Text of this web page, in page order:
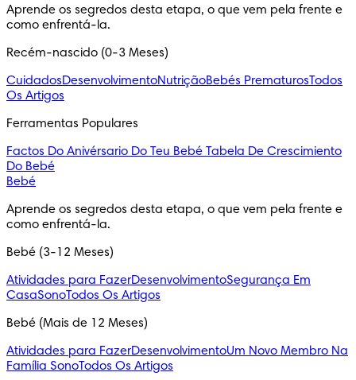
Aprende os segredos desta etapa, o que vem pela frente e
como enfrentá-la.
Recém-nascido (0-3 Meses)
CuidadosDesenvolvimentoNutriçãoBebés PrematurosTodos
Os Artigos
Ferramentas Populares
Factos Do Anivérsario Do Teu Bebé Tabela De Crescimiento
Do Bebé
Bebé
Aprende os segredos desta etapa, o que vem pela frente e
como enfrentá-la.
Bebé (3-12 Meses)
Atividades para FazerDesenvolvimentoSegurança Em
CasaSonoTodos Os Artigos
Bebé (Mais de 12 Meses)
Atividades para FazerDesenvolvimentoUm Novo Membro Na
Família SonoTodos Os Artigos